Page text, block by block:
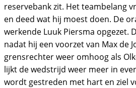
reservebank zit. Het teambelang
en deed wat hij moest doen. De
werkende Luuk Piersma opgezet.
nadat hij een voorzet van Max de
grensrechter weer omhoog als
lijkt de wedstrijd weer meer in
wordt gestreden met hart en ziel